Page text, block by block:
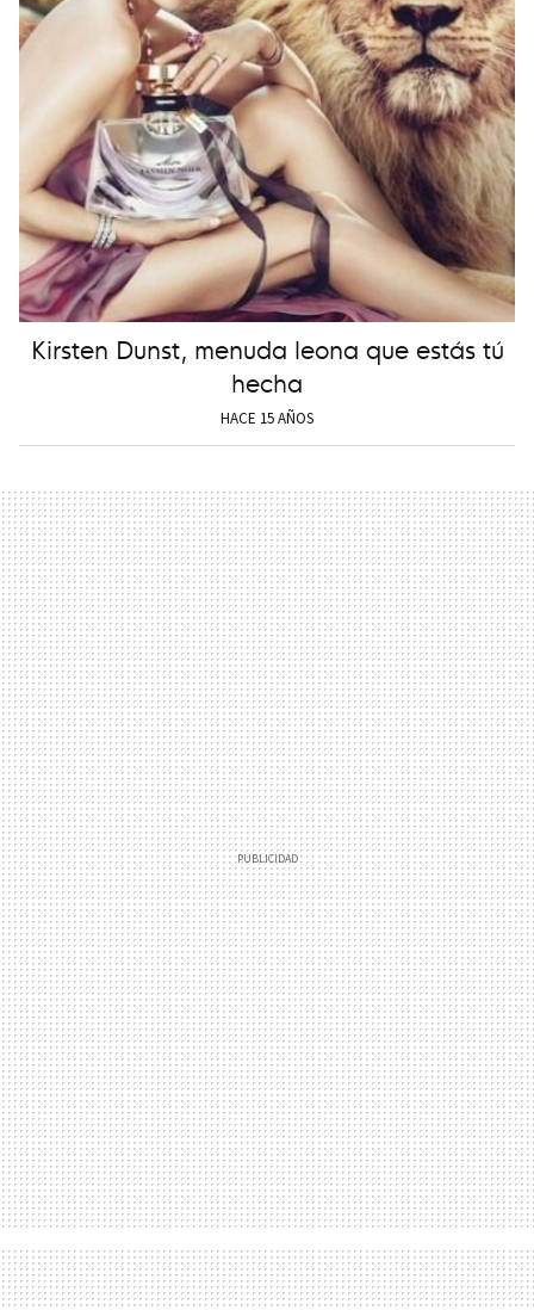
Kirsten Dunst, menuda leona que estás tú
hecha
HACE 15 AÑOS